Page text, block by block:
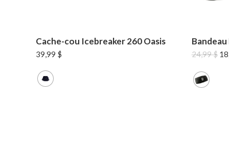
Cache-cou Icebreaker 260 Oasis
39,99 $ 24,99$ Le